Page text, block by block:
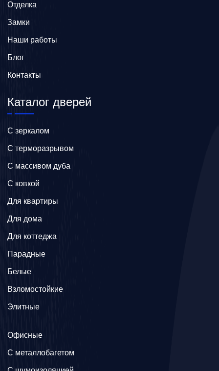
Отделка
Замки
Наши работы
Блог
Контакты
Каталог дверей
C зеркалом
C терморазрывом
C массивом дуба
C ковкой
Для квартиры
Для дома
Для коттеджа
Парадные
Белые
Взломостойкие
Элитные
Офисные
C металлобагетом